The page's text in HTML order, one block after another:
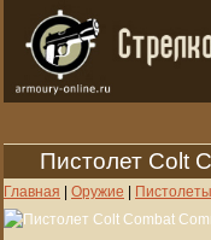
Пистолет Colt
Главная | Оружие | Пистолеты